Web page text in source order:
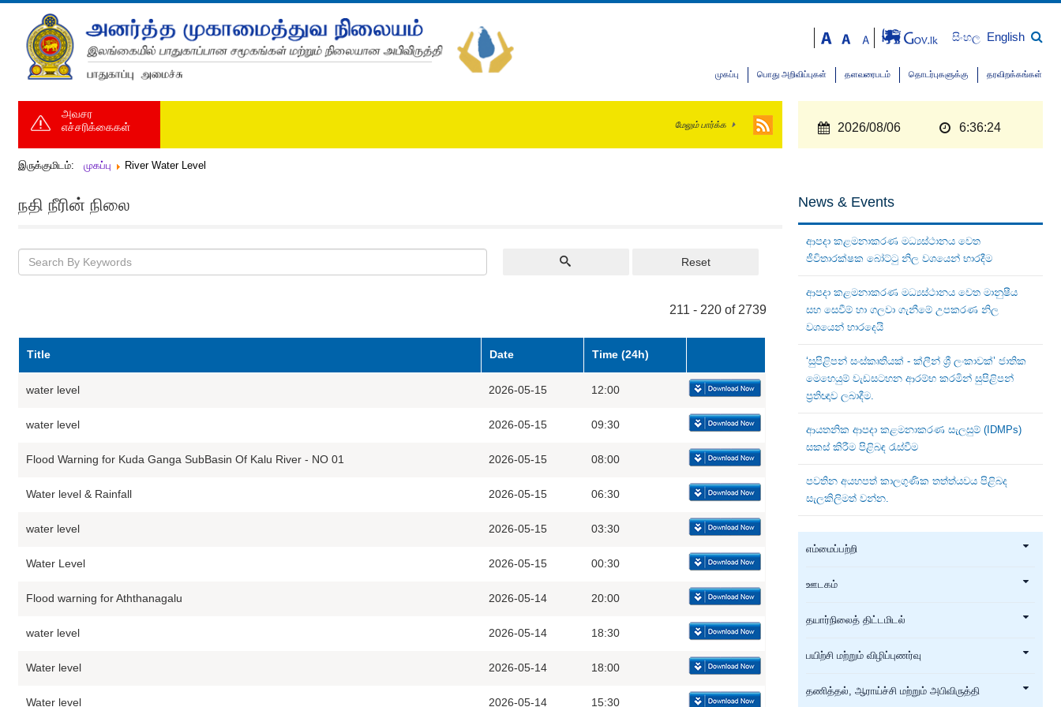
සිංහල English
முகப்பு பொது அறிவிப்புகள் தளவரைபடம் தொடர்புகளுக்கு தரவிறக்கங்கள்
அவசர
எச்சரிக்கைகள்
மேலும் பார்க்க 2026/08/06 6:36:24
இருக்குமிடம்: முகப்பு River Water Level
நதி நீரின் நிலை
Reset
211 - 220 of 2739
Title Date Time (24h)
water level 2026-05-15 12:00
water level 2026-05-15 09:30
Flood Warning for Kuda Ganga SubBasin Of Kalu River - NO 01 2026-05-15 08:00
Water level & Rainfall 2026-05-15 06:30
water level 2026-05-15 03:30
Water Level 2026-05-15 00:30
Flood warning for Aththanagalu 2026-05-14 20:00
water level 2026-05-14 18:30
Water level 2026-05-14 18:00
Water level 2026-05-14 15:30
News & Events
ආපදා කළමනාකරණ මධ්‍යස්ථානය වෙත
ජීවිතාරක්ෂක බෝට්ටු නිල වශයෙන් භාරදීම
ආපදා කළමනාකරණ මධ්‍යස්ථානය වෙත මානුෂීය
සහ සෙවීම් හා ගලවා ගැනීමේ උපකරණ නිල
වශයෙන් භාරදෙයි
‘සුපිළිපන් සංස්කෘතියක් - ක්ලීන් ශ්‍රී ලංකාවක්’ ජාතික
මෙහෙයුම් වැඩසටහන ආරම්භ කරමින් සුපිළිපන්
ප්‍රතිඥාව ලබාදීම.
ආයතනික ආපදා කළමනාකරණ සැලසුම් (IDMPs)
සකස් කිරීම පිළිබඳ රැස්වීම
පවතින අයහපත් කාලගුණික තත්ත්යවය පිළිබද
සැලකිලිමත් වන්න.
எம்மைப்பற்றி
ஊடகம்
தயார்நிலைத் திட்டமிடல்
பயிற்சி மற்றும் விழிப்புணர்வு
தணித்தல், ஆராய்ச்சி மற்றும் அபிவிருத்தி